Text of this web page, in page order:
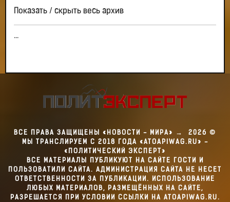
Показать / скрыть весь архив
...
ВСЕ ПРАВА ЗАЩИЩЕНЫ «НОВОСТИ - МИРА» → 2026 ©
МЫ ТРАНСЛИРУЕМ С 2018 ГОДА «ATOAPIWAG.RU» -
«ПОЛИТИЧЕСКИЙ ЭКСПЕРТ»
ВСЕ МАТЕРИАЛЫ ПУБЛИКУЮТ НА САЙТЕ ГОСТИ И
ПОЛЬЗОВАТИЛИ САЙТА. АДМИНИСТРАЦИЯ САЙТА НЕ НЕСЕТ
ОТВЕТСТВЕННОСТИ ЗА ПУБЛИКАЦИИ. ИСПОЛЬЗОВАНИЕ
ЛЮБЫХ МАТЕРИАЛОВ, РАЗМЕЩЁННЫХ НА САЙТЕ,
РАЗРЕШАЕТСЯ ПРИ УСЛОВИИ ССЫЛКИ НА ATOAPIWAG.RU.